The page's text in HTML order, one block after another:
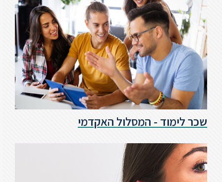
סטודנטים
בוגרים
סגל
שכר
מחקר
והוראה
שכר לימוד - המסלול האקדמי